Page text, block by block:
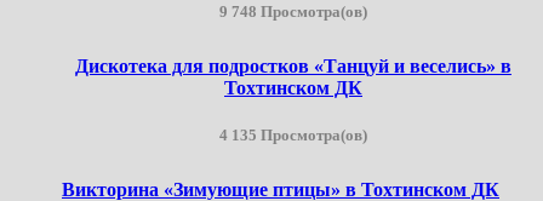
9 748 Просмотра(ов)
Дискотека для подростков «Танцуй и веселись» в
Тохтинском ДК
4 135 Просмотра(ов)
Викторина «Зимующие птицы» в Тохтинском ДК